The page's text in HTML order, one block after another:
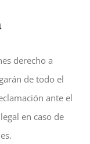
derecho a
de todo el
ante el
en caso de